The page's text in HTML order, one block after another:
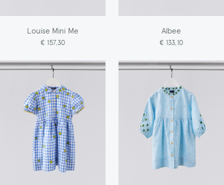
Louise Mini Me
€ 157,30
Albee
€ 133,10